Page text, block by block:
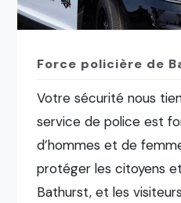
Force policière de
Votre sécurité nous
service de police est
d’hommes et de
protéger les citoyens
Bathurst, et les